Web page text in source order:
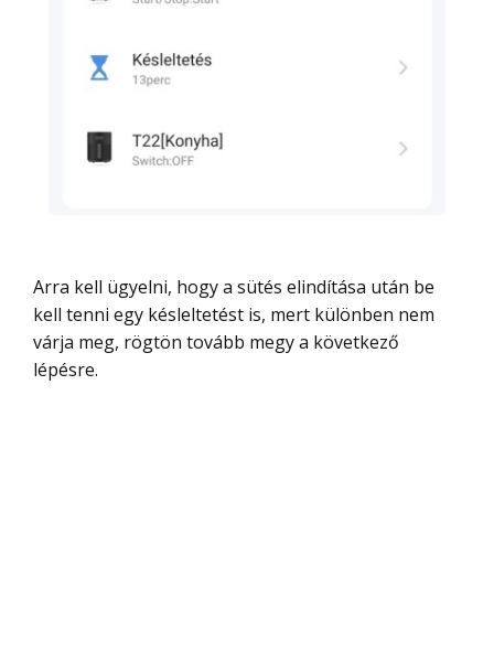
Arra kell ügyelni, hogy a sütés elindítása után be
kell tenni egy késleltetést is, mert különben nem
várja meg, rögtön tovább megy a következő
lépésre.